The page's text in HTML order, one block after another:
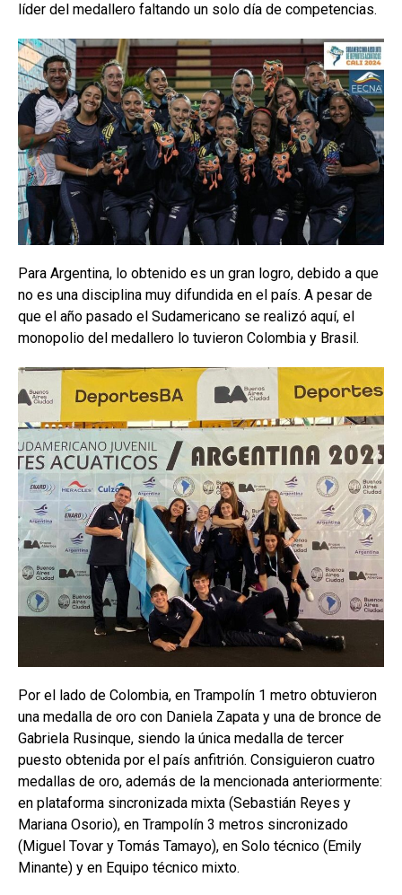
líder del medallero faltando un solo día de competencias.
Para Argentina, lo obtenido es un gran logro, debido a que
no es una disciplina muy difundida en el país. A pesar de
que el año pasado el Sudamericano se realizó aquí, el
monopolio del medallero lo tuvieron Colombia y Brasil.
Por el lado de Colombia, en Trampolín 1 metro obtuvieron
una medalla de oro con Daniela Zapata y una de bronce de
Gabriela Rusinque, siendo la única medalla de tercer
puesto obtenida por el país anfitrión. Consiguieron cuatro
medallas de oro, además de la mencionada anteriormente:
en plataforma sincronizada mixta (Sebastián Reyes y
Mariana Osorio), en Trampolín 3 metros sincronizado
(Miguel Tovar y Tomás Tamayo), en Solo técnico (Emily
Minante) y en Equipo técnico mixto.